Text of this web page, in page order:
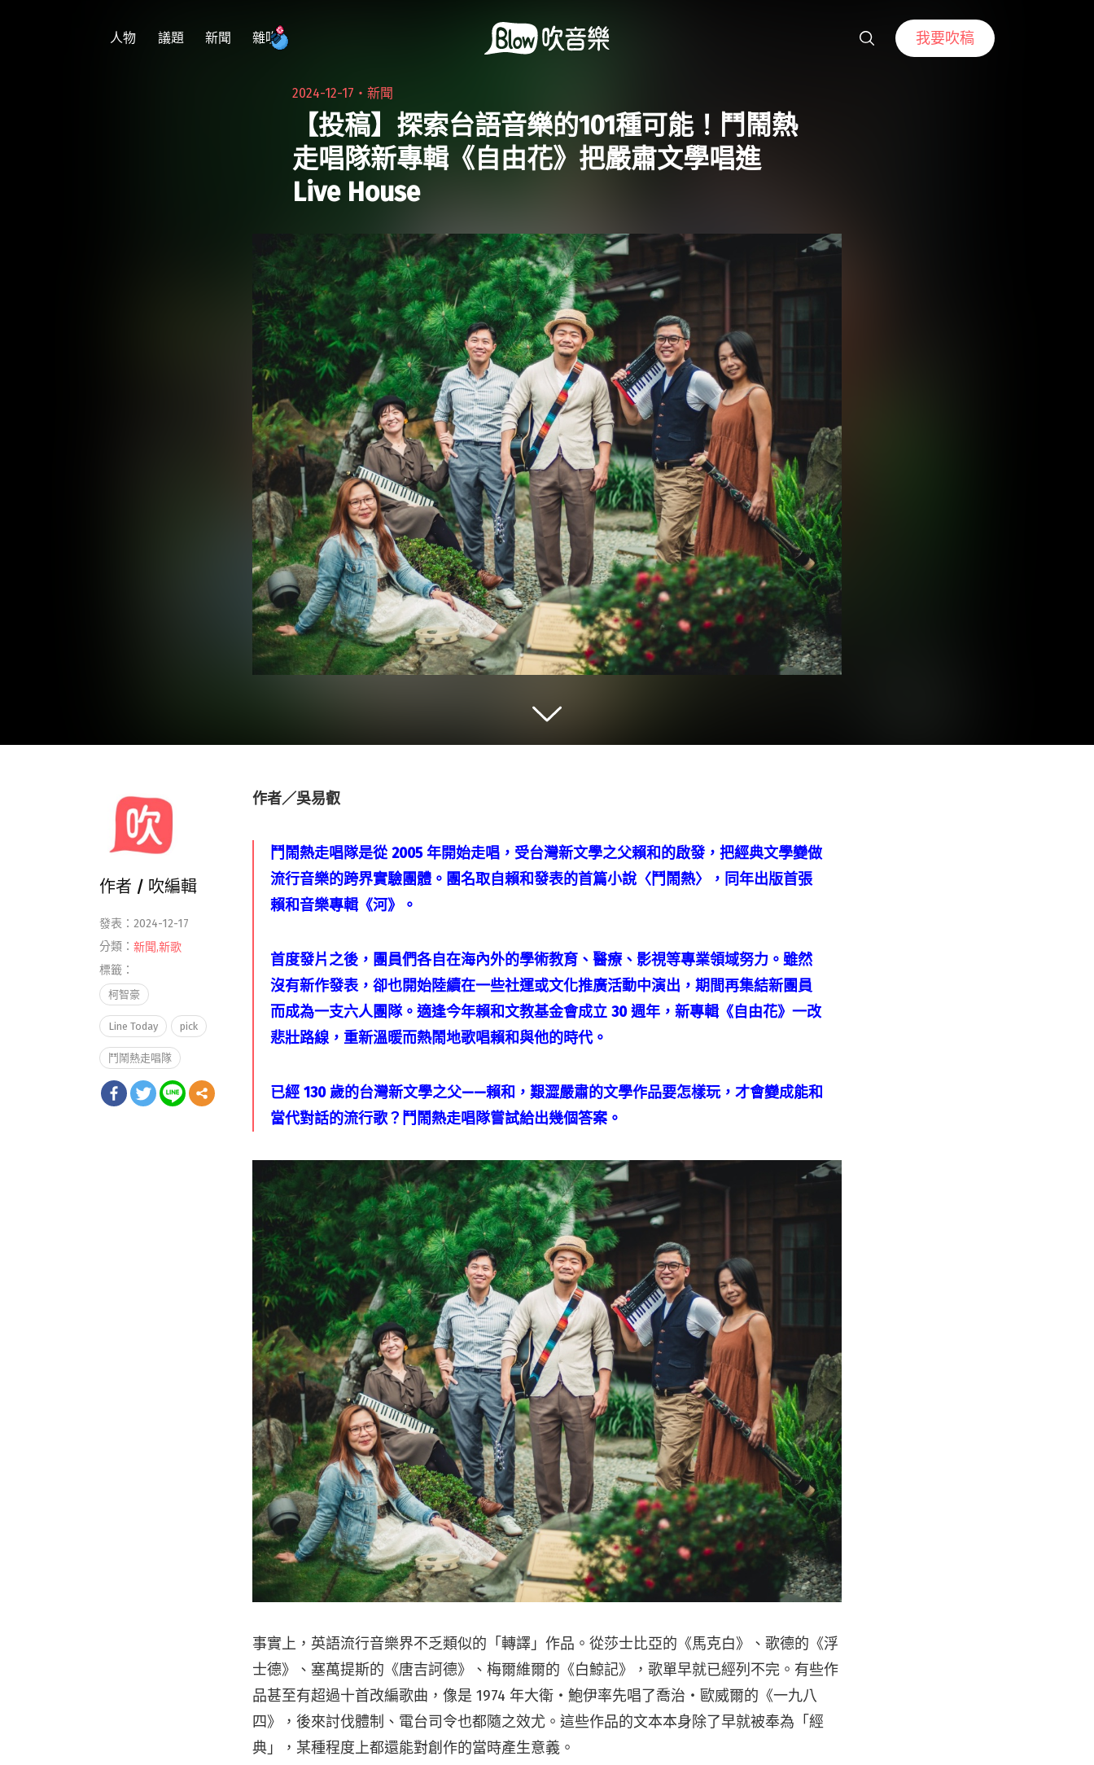
人物 議題 新聞 雜吹 我要吹稿
2024-12-17・新聞
【投稿】探索台語音樂的101種可能！鬥鬧熱
走唱隊新專輯《自由花》把嚴肅文學唱進
Live House
作者／吳易叡
鬥鬧熱走唱隊是從 2005 年開始走唱，受台灣新文學之父賴和的啟發，把經典文學變做
流行音樂的跨界實驗團體。團名取自賴和發表的首篇小說〈鬥鬧熱〉，同年出版首張
賴和音樂專輯《河》。
首度發片之後，團員們各自在海內外的學術教育、醫療、影視等專業領域努力。雖然
沒有新作發表，卻也開始陸續在一些社運或文化推廣活動中演出，期間再集結新團員
而成為一支六人團隊。適逢今年賴和文教基金會成立 30 週年，新專輯《自由花》一改
悲壯路線，重新溫暖而熱鬧地歌唱賴和與他的時代。
已經 130 歲的台灣新文學之父——賴和，艱澀嚴肅的文學作品要怎樣玩，才會變成能和
當代對話的流行歌？鬥鬧熱走唱隊嘗試給出幾個答案。
事實上，英語流行音樂界不乏類似的「轉譯」作品。從莎士比亞的《馬克白》、歌德的《浮
士德》、塞萬提斯的《唐吉訶德》、梅爾維爾的《白鯨記》，歌單早就已經列不完。有些作
品甚至有超過十首改編歌曲，像是 1974 年大衛・鮑伊率先唱了喬治・歐威爾的《一九八
四》，後來討伐體制、電台司令也都隨之效尤。這些作品的文本本身除了早就被奉為「經
典」，某種程度上都還能對創作的當時產生意義。
作者 / 吹編輯
發表：2024-12-17
分類： 新聞,新歌
標籤：
柯智豪
Line Today pick
鬥鬧熱走唱隊